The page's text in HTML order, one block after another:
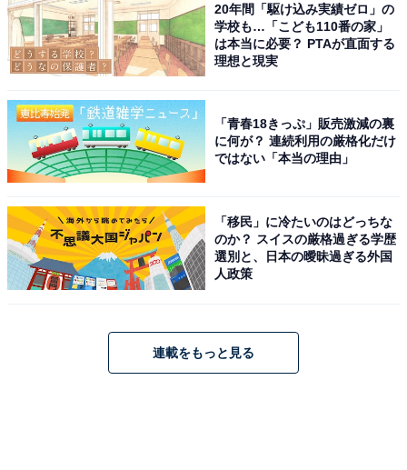
脇を固める俳優陣も豪華で、夫婦役を演じる佐々木蔵之
介さんや、特別な絆で結ばれている藤原道長役を演じた
柄本佑さんなど実力派揃い。
また、要所でお笑い芸人・ロバートの秋山竜次さんやは
んにゃ・金田哲さんを起用するなど、適材適所の配役に
も注目が集まっています。
回答コメントでは「大河だけあって豪華。男性はイケメ
ン揃いで意外な役をやられたり芸人さんが結構重要な役
をやられているところも見どころがある」（50代女性／
トがそれぞれ見事に役にはまっていてすごい」（40代女
性／東京都）などの声が集まりました。
20年間「駆け込み実績ゼロ」の
学校も…「こども110番の家」
は本当に必要？ PTAが直面する
理想と現実
「青春18きっぷ」販売激減の裏
に何が？ 連続利用の厳格化だけ
ではない「本当の理由」
「移民」に冷たいのはどっちな
のか？ スイスの厳格過ぎる学歴
選別と、日本の曖昧過ぎる外国
人政策
連載をもっと見る